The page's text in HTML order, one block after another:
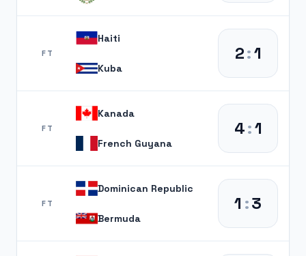
FT
Haiti
Kuba
2:1
FT
Kanada
French Guyana
4:1
FT
Dominican Republic
Bermuda
1 :3